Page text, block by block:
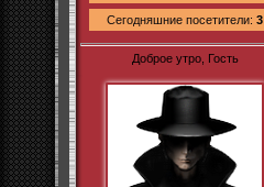
Сегодняшние посетители: 3
Доброе утро, Гость